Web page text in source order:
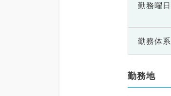
勤務曜日
勤務体系
勤務地